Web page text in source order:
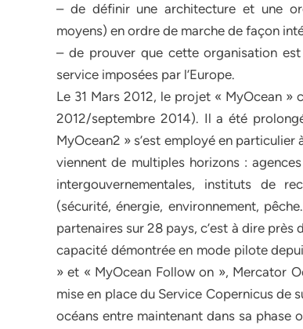
– de définir une architecture et une
moyens) en ordre de marche de façon
– de prouver que cette organisation
service imposées par l’Europe.
Le 31 Mars 2012, le projet « MyOcean
2012/septembre 2014). Il a été
MyOcean2 » s’est employé en
viennent de multiples horizons :
intergouvernementales, instituts de
(sécurité, énergie, environnement,
partenaires sur 28 pays, c’est à dire près
capacité démontrée en mode pilote
» et « MyOcean Follow on », Mercator
mise en place du Service Copernicus de
océans entre maintenant dans sa phase